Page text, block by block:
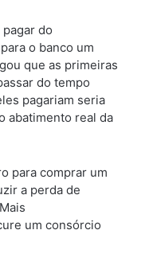
do
o banco um
que as primeiras
do tempo
pagariam seria
abatimento real da
para comprar um
a perda de
um consórcio